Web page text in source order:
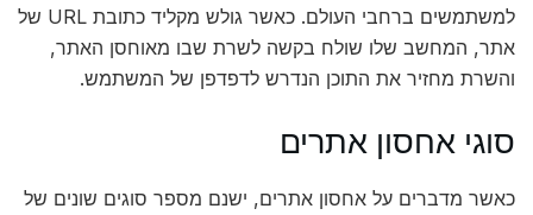
למשתמשים ברחבי העולם. כאשר גולש מקליד כתובת URL של
אתר, המחשב שלו שולח בקשה לשרת שבו מאוחסן האתר,
והשרת מחזיר את התוכן הנדרש לדפדפן של המשתמש.
סוגי אחסון אתרים
כאשר מדברים על אחסון אתרים, ישנם מספר סוגים שונים של